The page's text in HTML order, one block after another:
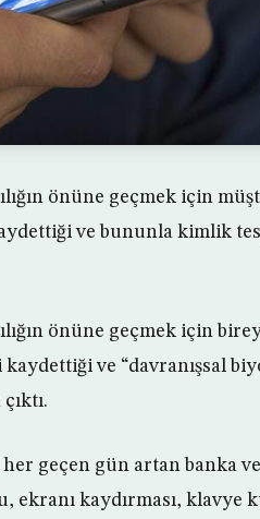
önüne geçmek için
ve bununla kimlik
önüne geçmek için
ve “davranışsal
her geçen gün artan banka
ekranı kaydırması, klavye